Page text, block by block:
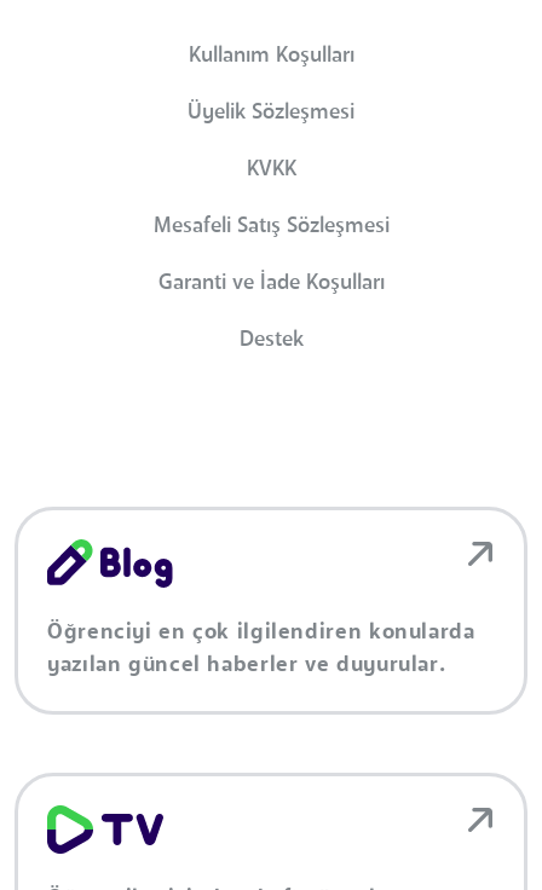
Kullanım Koşulları
Üyelik Sözleşmesi
KVKK
Mesafeli Satış Sözleşmesi
Garanti ve İade Koşulları
Destek
Öğrenciyi en çok ilgilendiren konularda
yazılan güncel haberler ve duyurular.